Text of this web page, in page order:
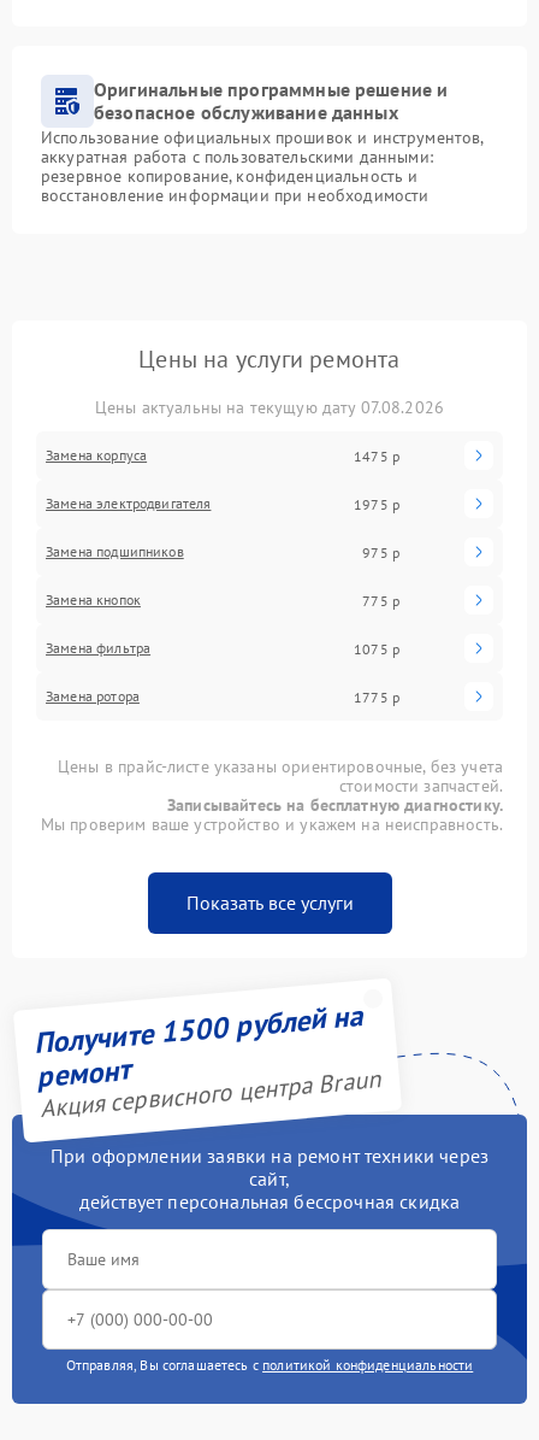
Оригинальные программные решение и
безопасное обслуживание данных
Использование официальных прошивок и инструментов,
аккуратная работа с пользовательскими данными:
резервное копирование, конфиденциальность и
восстановление информации при необходимости
Цены на услуги ремонта
Цены актуальны на текущую дату 07.08.2026
Замена корпуса 1475 р
Замена электродвигателя 1975 р
Замена подшипников 975 р
Замена кнопок 775 р
Замена фильтра 1075 р
Замена ротора 1775 р
Цены в прайс-листе указаны ориентировочные, без учета
стоимости запчастей.
Записывайтесь на бесплатную диагностику.
Мы проверим ваше устройство и укажем на неисправность.
Показать все услуги
Получите 1500 рублей на
ремонт
Акция сервисного центра Braun
При оформлении заявки на ремонт техники через
сайт,
действует персональная бессрочная скидка
Отправляя, Вы соглашаетесь с политикой конфиденциальности